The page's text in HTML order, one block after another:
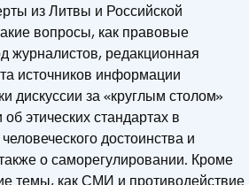
из Литвы и Российской
вопросы, как правовые
журналистов, редакционная
источников информации
дискуссии за «круглым столом»
этических стандартах в
достоинства и
о саморегулировании. Кроме
темы, как СМИ и противодействие